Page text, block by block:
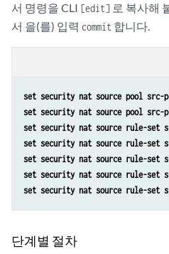
서 명령을 CLI [edit] 로 복사해
서 을(를) 입력 commit 합니다.
set security nat source pool src-
set security nat source pool src-
set security nat source rule-set
set security nat source rule-set
set security nat source rule-set
set security nat source rule-set
set security nat source rule-set
단계별 절차